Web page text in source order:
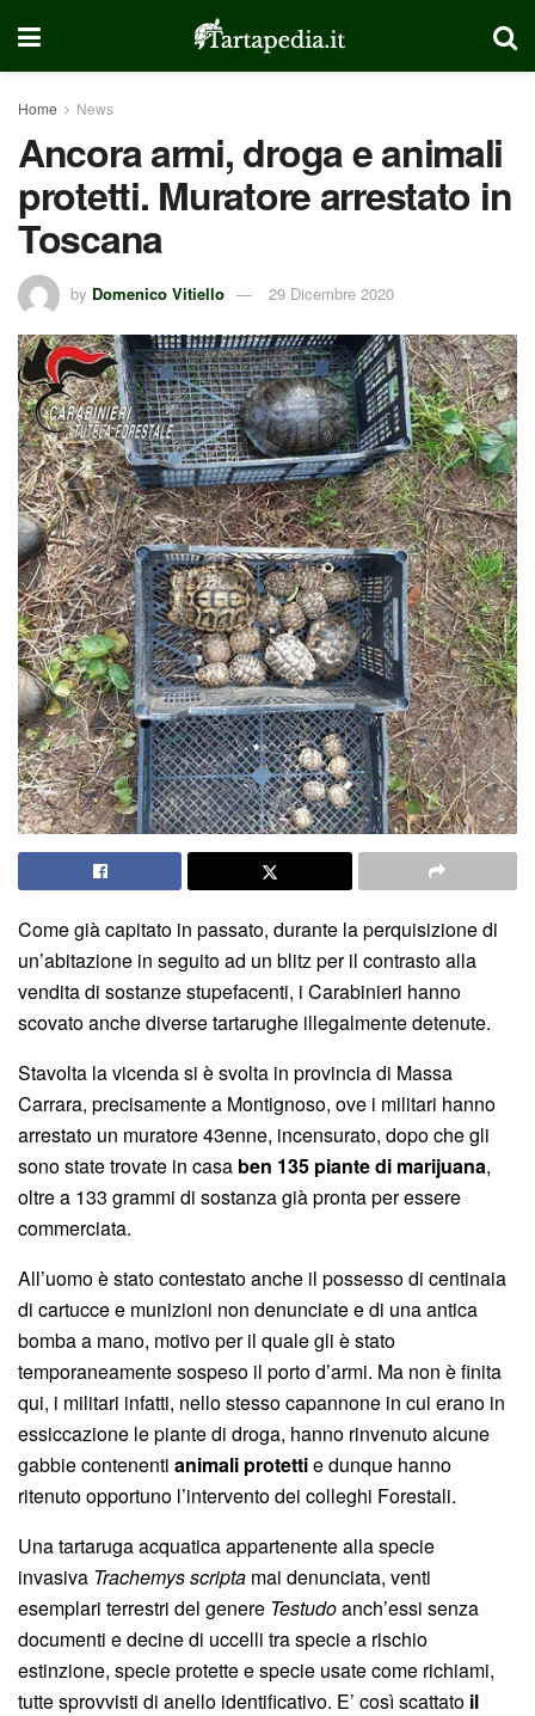
Home News
Ancora armi, droga e animali
protetti. Muratore arrestato in
Toscana
by Domenico Vitiello 29 Dicembre 2020
Come già capitato in passato, durante la perquisizione di
un’abitazione in seguito ad un blitz per il contrasto alla
vendita di sostanze stupefacenti, i Carabinieri hanno
scovato anche diverse tartarughe illegalmente detenute.
Stavolta la vicenda si è svolta in provincia di Massa
Carrara, precisamente a Montignoso, ove i militari hanno
arrestato un muratore 43enne, incensurato, dopo che gli
sono state trovate in casa ben 135 piante di marijuana,
oltre a 133 grammi di sostanza già pronta per essere
commerciata.
All’uomo è stato contestato anche il possesso di centinaia
di cartucce e munizioni non denunciate e di una antica
bomba a mano, motivo per il quale gli è stato
temporaneamente sospeso il porto d’armi. Ma non è finita
qui, i militari infatti, nello stesso capannone in cui erano in
essiccazione le piante di droga, hanno rinvenuto alcune
gabbie contenenti animali protettie dunque hanno
ritenuto opportuno l’intervento dei colleghi Forestali.
Una tartaruga acquatica appartenente alla specie
invasiva Trachemys scripta mai denunciata, venti
esemplari terrestri del genere Testudoanch’essi senza
documenti e decine di uccelli tra specie a rischio
estinzione, specie protette e specie usate come richiami,
tutte sprovvisti di anello identificativo. E’ così scattato il